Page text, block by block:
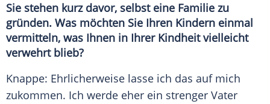
Sie stehen kurz davor, selbst eine Familie zu
gründen. Was möchten Sie Ihren Kindern einmal
vermitteln, was Ihnen in Ihrer Kindheit vielleicht
verwehrt blieb?
Knappe: Ehrlicherweise lasse ich das auf mich
zukommen. Ich werde eher ein strenger Vater